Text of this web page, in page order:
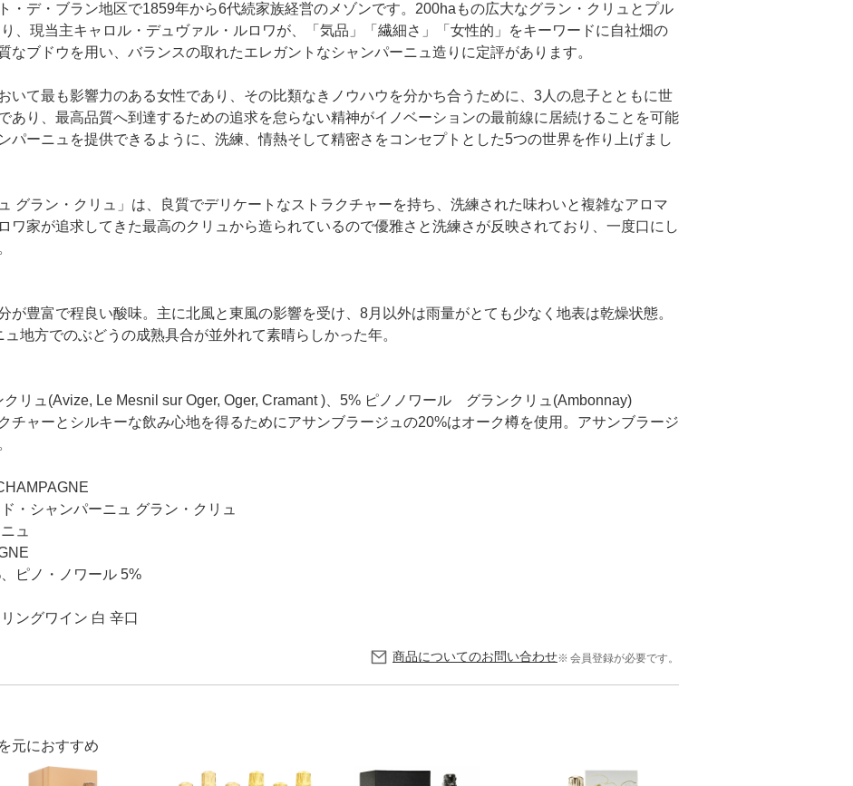
・デ・ブラン地区で1859年から6代続家族経営のメゾンです。200haもの広大なグラン・クリュとプル
、現当主キャロル・デュヴァル・ルロワが、「気品」「繊細さ」「女性的」をキーワードに自社畑の
なブドウを用い、バランスの取れたエレガントなシャンパーニュ造りに定評があります。
いて最も影響力のある女性であり、その比類なきノウハウを分かち合うために、3人の息子とともに世
あり、最高品質へ到達するための追求を怠らない精神がイノベーションの最前線に居続けることを可能
パーニュを提供できるように、洗練、情熱そして精密さをコンセプトとした5つの世界を作り上げまし
グラン・クリュ」は、良質でデリケートなストラクチャーを持ち、洗練された味わいと複雑なアロマ
ワ家が追求してきた最高のクリュから造られているので優雅さと洗練さが反映されており、一度口にし
が豊富で程良い酸味。主に北風と東風の影響を受け、8月以外は雨量がとても少なく地表は乾燥状態。
地方でのぶどうの成熟具合が並外れて素晴らしかった年。
リュ(Avize, Le Mesnil sur Oger, Oger, Cramant )、5% ピノノワール グランクリュ(Ambonnay)
チャーとシルキーな飲み心地を得るためにアサンブラージュの20%はオーク樽を使用。アサンブラージ
・シャンパーニュ グラン・クリュ
ュ
ピノ・ノワール 5%
ングワイン 白 辛口
商品についてのお問い合わせ 会員登録が必要です。
元におすすめ